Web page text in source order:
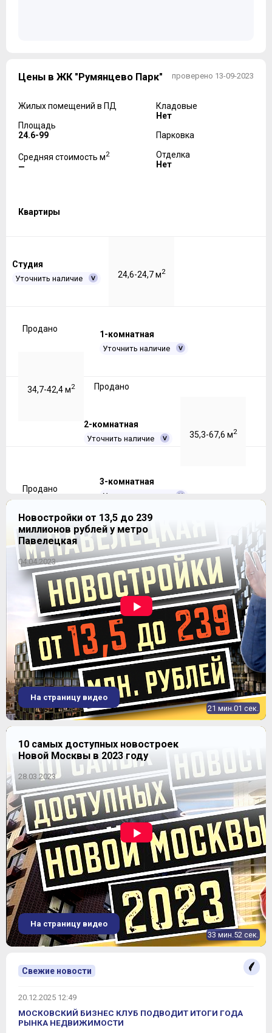
проверено 13-09-2023
Цены в ЖК "Румянцево Парк"
Жилых помещений в ПД
Площадь
24.6-99
Средняя стоимость м2
—
Кладовые
Нет
Парковка
Отделка
Нет
Квартиры
Студия
Уточнить наличие 24,6-24,7 м2
Продано
1-комнатная
Уточнить наличие
34,7-42,4 м2 Продано
2-комнатная
Уточнить наличие 35,3-67,6 м2
Продано
3-комнатная
Уточнить наличие
82,3-85,4 м 2 Продано
4-комнатная
Уточнить наличие 98.8-99 м
Продано
ЖК "Румянцево Парк"
Новостройки от 13,5 до 239
миллионов рублей у метро
Павелецкая
04.04.2023
21 мин.01 сек.
На страницу видео
10 самых доступных новостроек
Новой Москвы в 2023 году
28.03.2023
33 мин.52 сек.
На страницу видео
Свежие новости
20.12.2025 12:49
МОСКОВСКИЙ БИЗНЕС КЛУБ ПОДВОДИТ ИТОГИ ГОДА
РЫНКА НЕДВИЖИМОСТИ